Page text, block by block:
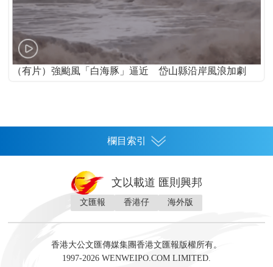
（有片）強颱風「白海豚」逼近 岱山縣沿岸風浪加劇
欄目索引
灣區人
財經 地產 投資 財評 數字經濟
文以載道 匯則興邦
文匯報 香港仔 海外版
香港大公文匯傳媒集團香港文匯報版權所有。
1997-2026 WENWEIPO.COM LIMITED.